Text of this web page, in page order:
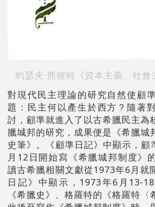
約瑟夫·熊彼特《資本主義、社會
對現代民主理論的研究自然使顧
題：民主何以產生於西方？隨著
討，顧準就進入了以古希臘民主為
臘城邦的研究，成果便是《希臘
史筆》。《顧準日記》中顯示，顧
月12日開始寫《希臘城邦制度》
讀古希臘相關文獻從1973年6月就
日記》中顯示，1973年6月13-
《希臘史》、格羅特的《格羅特〈